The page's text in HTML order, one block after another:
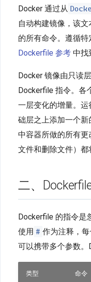
VOLUME（指定挂载点）
WORKDIR（切换目录）
ONBUILD（在子镜像中
ARG（设置构建镜像时
三、一般准则和建议
使用多阶段构建
一个容器只运行一个进程
将多行参数排序
Docker 通过从
自动构建镜像，该
的所有命令。遵循
Dockerfile 参考 中找
Docker 镜像由只读
Dockerfile 指令。各
一层变化的增量。
础层之上添加一个新
中容器所做的所有
文件和删除文件）都
二、
Dockerfile 的指令是
使用 # 作为注释，
可以携带多个参数。
类型 命令